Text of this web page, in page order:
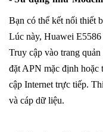
Bạn có thể kết nối thiết
Lúc này, Huawei
Truy cập vào trang
đặt APN mặc định hoặc
cập Internet trực tiếp.
và cáp dữ liệu.